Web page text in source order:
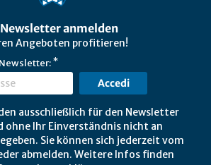
anmelden
Angeboten profitieren!
Accedi
ausschließlich für den Newsletter
ohne Ihr Einverständnis nicht an
Sie können sich jederzeit vom
abmelden. Weitere Infos finden